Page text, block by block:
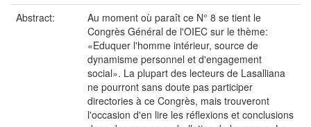
Abstract:
Au moment où paraît ce N° 8 se tient le
Congrès Général de l'OIEC sur le thème:
«Eduquer l'homme intérieur, source de
dynamisme personnel et d'engagement
social». La plupart des lecteurs de Lasalliana
ne pourront sans doute pas participer
directories à ce Congrès, mais trouveront
l'occasion d'en lire les réflexions et conclusions